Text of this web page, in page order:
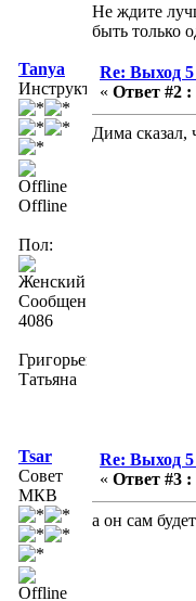
Не ждите
быть только
Tanya
Инструктор
Offline
Пол:
Сообщений:
4086
Григорьева
Татьяна
Re: Выход
« Ответ #2 :
Дима сказал,
Tsar
Совет
МКВ
Re: Выход
« Ответ #3 :
а он сам